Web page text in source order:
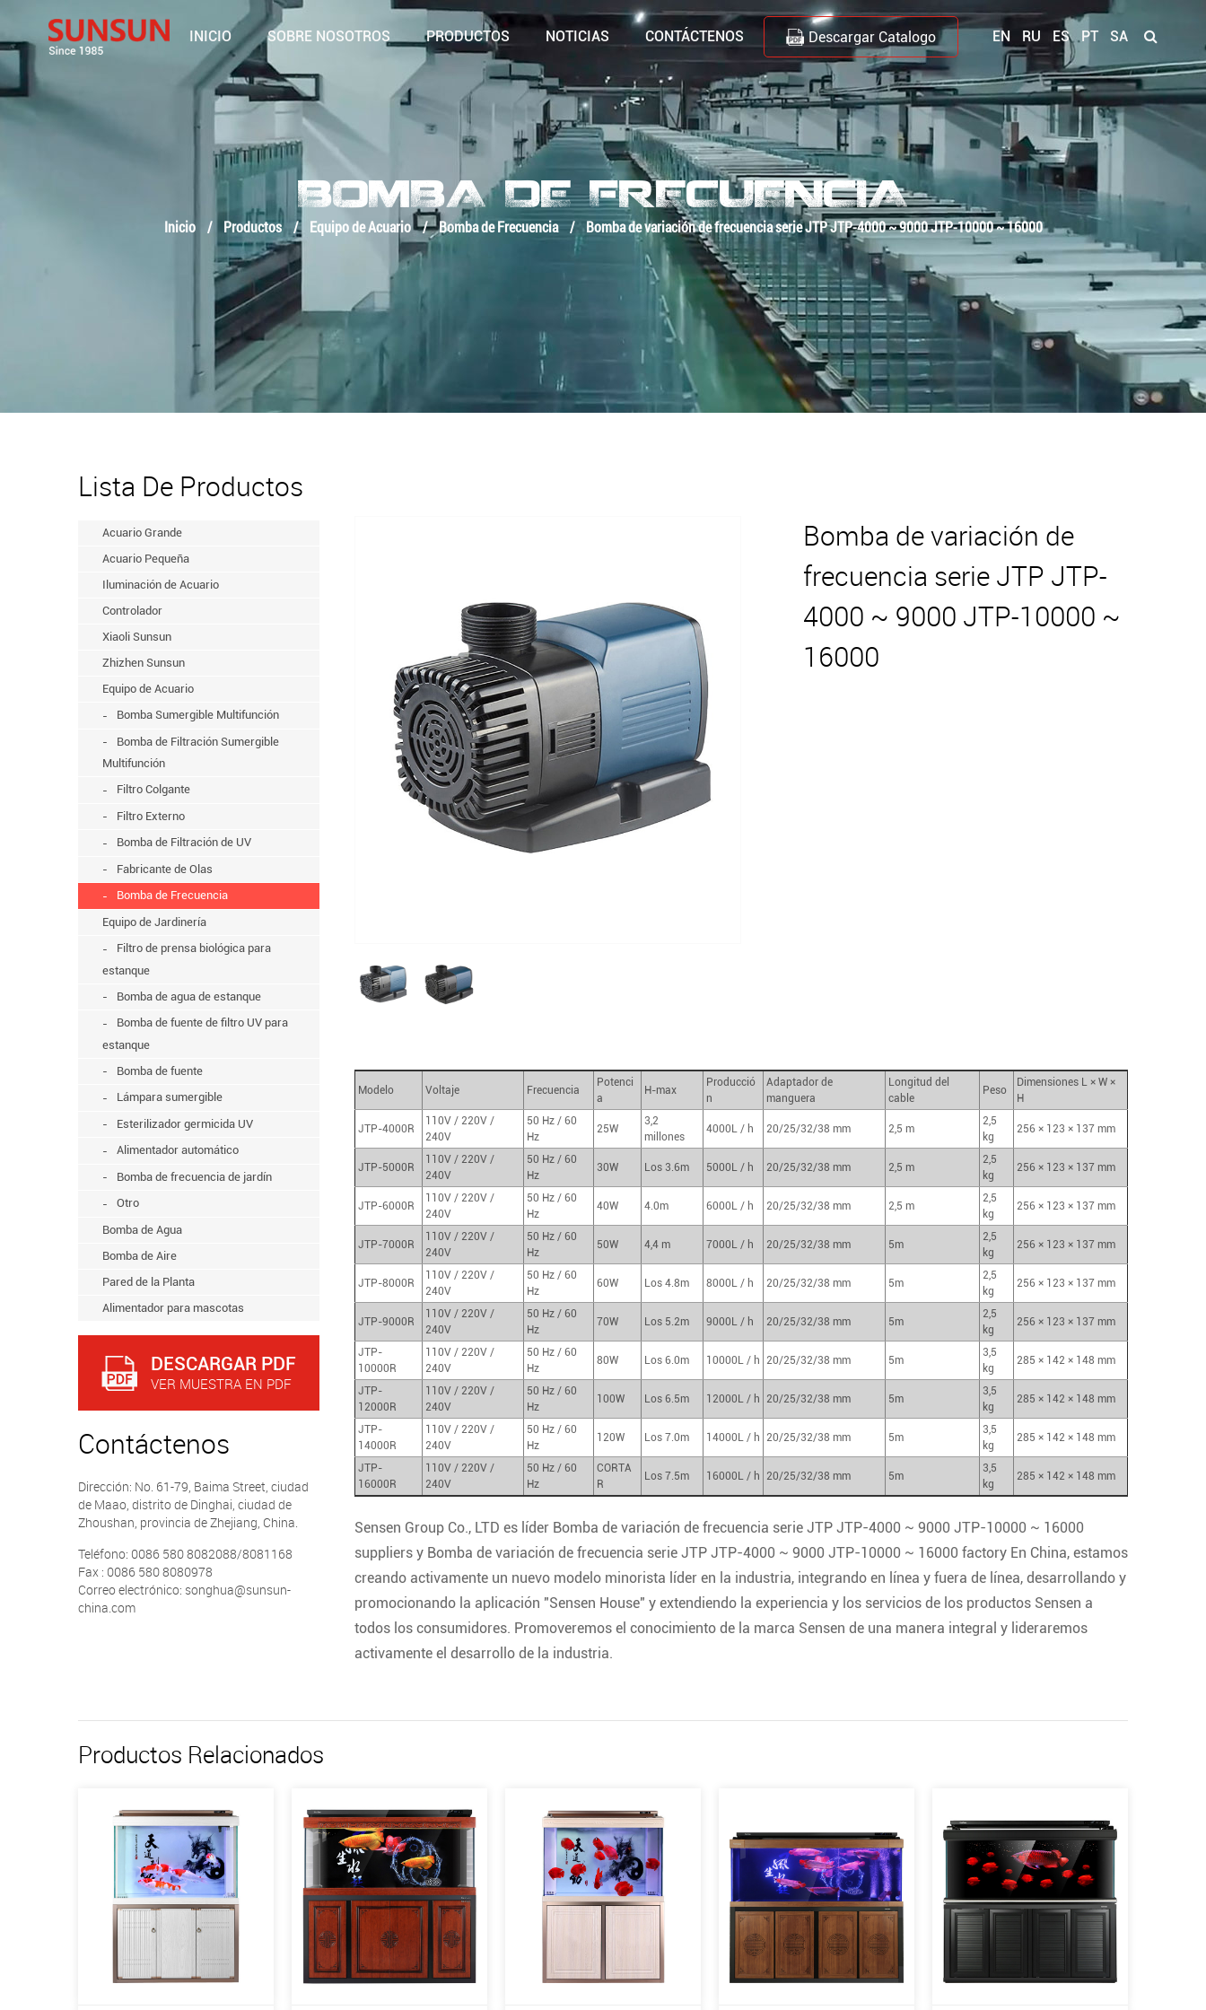
INICIO SOBRE NOSOTROS PRODUCTOS NOTICIAS CONTÁCTENOS Descargar Catalogo EN RU ES PT SA
BOMBA DE FRECUENCIA
Inicio / Productos / Equipo de Acuario / Bomba de Frecuencia / Bomba de variación de frecuencia serie JTP JTP-4000 ~ 9000 JTP-10000 ~ 16000
Lista De Productos
Acuario Grande
Acuario Pequeña
Iluminación de Acuario
Controlador
Xiaoli Sunsun
Zhizhen Sunsun
Equipo de Acuario
Bomba Sumergible Multifunción
Bomba de Filtración Sumergible
Multifunción
Filtro Colgante
Filtro Externo
Bomba de Filtración de UV
Fabricante de Olas
Bomba de Frecuencia
Equipo de Jardinería
Filtro de prensa biológica para
estanque
Bomba de agua de estanque
Bomba de fuente de filtro UV para
estanque
Bomba de fuente
Lámpara sumergible
Esterilizador germicida UV
Alimentador automático
Bomba de frecuencia de jardín
Otro
Bomba de Agua
Bomba de Aire
Pared de la Planta
Alimentador para mascotas
DESCARGAR PDF
VER MUESTRA EN PDF
Contáctenos
Dirección: No. 61-79, Baima Street, ciudad
de Maao, distrito de Dinghai, ciudad de
Zhoushan, provincia de Zhejiang, China.
Teléfono: 0086 580 8082088/8081168
Fax : 0086 580 8080978
Correo electrónico: songhua@sunsun-
china.com
Bomba de variación de
frecuencia serie JTP JTP-
4000 ~ 9000 JTP-10000 ~
16000
Modelo Voltaje Frecuencia
Potenci
a
H-max
Producció
n
Adaptador de
manguera
Longitud del
cable
Peso
Dimensiones L × W ×
H
JTP-4000R
110V / 220V /
240V
50 Hz / 60
Hz
25W
3,2
millones
4000L / h 20/25/32/38 mm 2,5 m
2,5
kg
256 × 123 × 137 mm
JTP-5000R
110V / 220V /
240V
50 Hz / 60
Hz
30W Los 3.6m 5000L / h 20/25/32/38 mm 2,5 m
2,5
kg
256 × 123 × 137 mm
JTP-6000R
110V / 220V /
240V
50 Hz / 60
Hz
40W 4.0m 6000L / h 20/25/32/38 mm 2,5 m
2,5
kg
256 × 123 × 137 mm
JTP-7000R
110V / 220V /
240V
50 Hz / 60
Hz
50W 4,4 m 7000L / h 20/25/32/38 mm 5m
2,5
kg
256 × 123 × 137 mm
JTP-8000R
110V / 220V /
240V
50 Hz / 60
Hz
60W Los 4.8m 8000L / h 20/25/32/38 mm 5m
2,5
kg
256 × 123 × 137 mm
JTP-9000R
110V / 220V /
240V
50 Hz / 60
Hz
70W Los 5.2m 9000L / h 20/25/32/38 mm 5m
2,5
kg
256 × 123 × 137 mm
JTP-
10000R
110V / 220V /
240V
50 Hz / 60
Hz
80W Los 6.0m 10000L / h 20/25/32/38 mm 5m
3,5
kg
285 × 142 × 148 mm
JTP-
12000R
110V / 220V /
240V
50 Hz / 60
Hz
100W Los 6.5m 12000L / h 20/25/32/38 mm 5m
3,5
kg
285 × 142 × 148 mm
JTP-
14000R
110V / 220V /
240V
50 Hz / 60
Hz
120W Los 7.0m 14000L / h 20/25/32/38 mm 5m
3,5
kg
285 × 142 × 148 mm
JTP-
16000R
110V / 220V /
240V
50 Hz / 60
Hz
CORTA
R
Los 7.5m 16000L / h 20/25/32/38 mm 5m
3,5
kg
285 × 142 × 148 mm
Sensen Group Co., LTD es líder Bomba de variación de frecuencia serie JTP JTP-4000 ~ 9000 JTP-10000 ~ 16000
suppliersy Bomba de variación de frecuencia serie JTP JTP-4000 ~ 9000 JTP-10000 ~ 16000 factoryEn China, estamos
creando activamente un nuevo modelo minorista líder en la industria, integrando en línea y fuera de línea, desarrollando y
promocionando la aplicación "Sensen House" y extendiendo la experiencia y los servicios de los productos Sensen a
todos los consumidores. Promoveremos el conocimiento de la marca Sensen de una manera integral y lideraremos
activamente el desarrollo de la industria.
Productos Relacionados